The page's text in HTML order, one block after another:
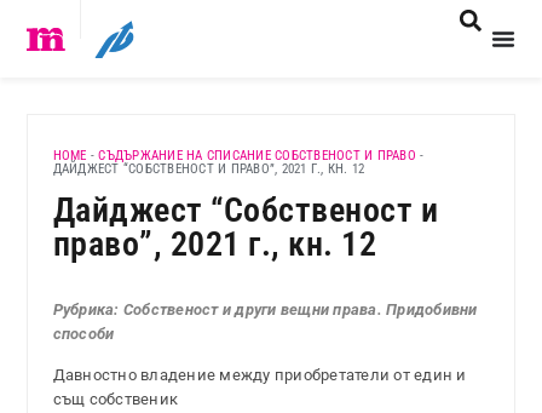
HOME -СЪДЪРЖАНИЕ НА СПИСАНИЕ СОБСТВЕНОСТ И ПРАВО -
ДАЙДЖЕСТ “СОБСТВЕНОСТ И ПРАВО”, 2021 Г., КН. 12
Дайджест “Собственост и
право”, 2021 г., кн. 12
Рубрика: Собственост и други вещни права. Придобивни
способи
Давностно владение между приобретатели от един и
същ собственик